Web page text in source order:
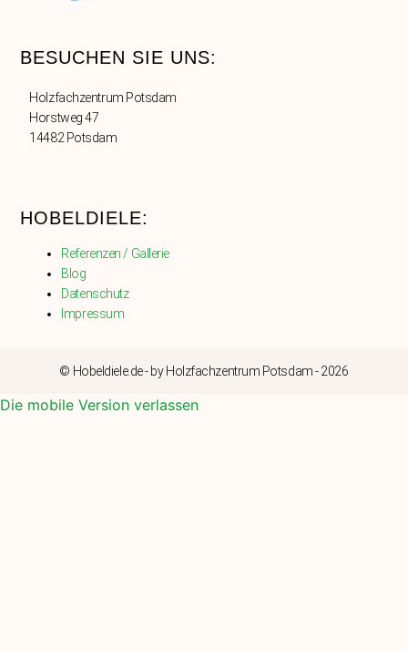
BESUCHEN SIE UNS:
Holzfachzentrum Potsdam
Horstweg 47
14482 Potsdam
HOBELDIELE:
Referenzen / Gallerie
Blog
Datenschutz
Impressum
© Hobeldiele.de - by Holzfachzentrum Potsdam - 2026
Die mobile Version verlassen